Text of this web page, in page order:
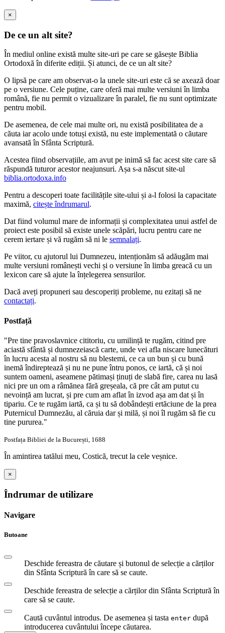
×
De ce un alt site?
În mediul online există multe site-uri pe care se găsește Biblia
Ortodoxă în diferite ediții. Și atunci, de ce un alt site?
O lipsă pe care am observat-o la unele site-uri este că se axează doar
pe o versiune. Cele puține, care oferă mai multe versiuni în limba
română, fie nu permit o vizualizare în paralel, fie nu sunt optimizate
pentru mobil.
De asemenea, de cele mai multe ori, nu există posibilitatea de a
căuta iar acolo unde totuși există, nu este implementată o căutare
avansată în Sfânta Scriptură.
Acestea fiind observațiile, am avut pe inimă să fac acest site care să
răspundă tuturor acestor neajunsuri. Așa s-a născut site-ul
biblia.ortodoxa.info
Pentru a descoperi toate facilitățile site-ului și a-l folosi la capacitate
maximă, citește îndrumarul.
Dat fiind volumul mare de informații și complexitatea unui astfel de
proiect este posibil să existe unele scăpări, lucru pentru care ne
cerem iertare și vă rugăm să ni le semnalați.
Pe viitor, cu ajutorul lui Dumnezeu, intenționăm să adăugăm mai
multe versiuni românești vechi și o versiune în limba greacă cu un
lexicon care să ajute la înțelegerea sensurilor.
Dacă aveți propuneri sau descoperiți probleme, nu ezitați să ne
contactați.
Postfață
"Pre tine pravoslavnice cititoriu, cu umilință te rugăm, citind pre
aciastă sfântă și dumnezeiască carte, unde vei afla niscare lunecături
în lucru acesta al nostru să nu blestemi, ce ca un bun și cu bună
inemă îndireptează și nu ne pune întru ponos, ce iartă, că și noi
suntem oameni, aseamene pătimași ținuți de slabă fire, carea nu lasă
nici pre un om a râmănea fără greșeala, că pre cât am putut cu
nevoință am lucrat, și pre cum am aflat în izvod așa am dat și în
tipariu. Ce te rugăm iartă, ca și tu să dobândești ertăciune de la prea
Puternicul Dumnezău, al căruia dar și milă, și noi îl rugăm să fie cu
tine pururea."
Postfața Bibliei de la București, 1688
În amintirea tatălui meu, Costică, trecut la cele veșnice.
×
Îndrumar de utilizare
Navigare
Butoane
Deschide fereastra de căutare și butonul de selecție a cărților
din Sfânta Scriptură în care să se caute.
Deschide fereastra de selecție a cărților din Sfânta Scriptură în
care să se caute.
Caută cuvântul introdus. De asemenea și tasta enter după
introducerea cuvântului începe căutarea.